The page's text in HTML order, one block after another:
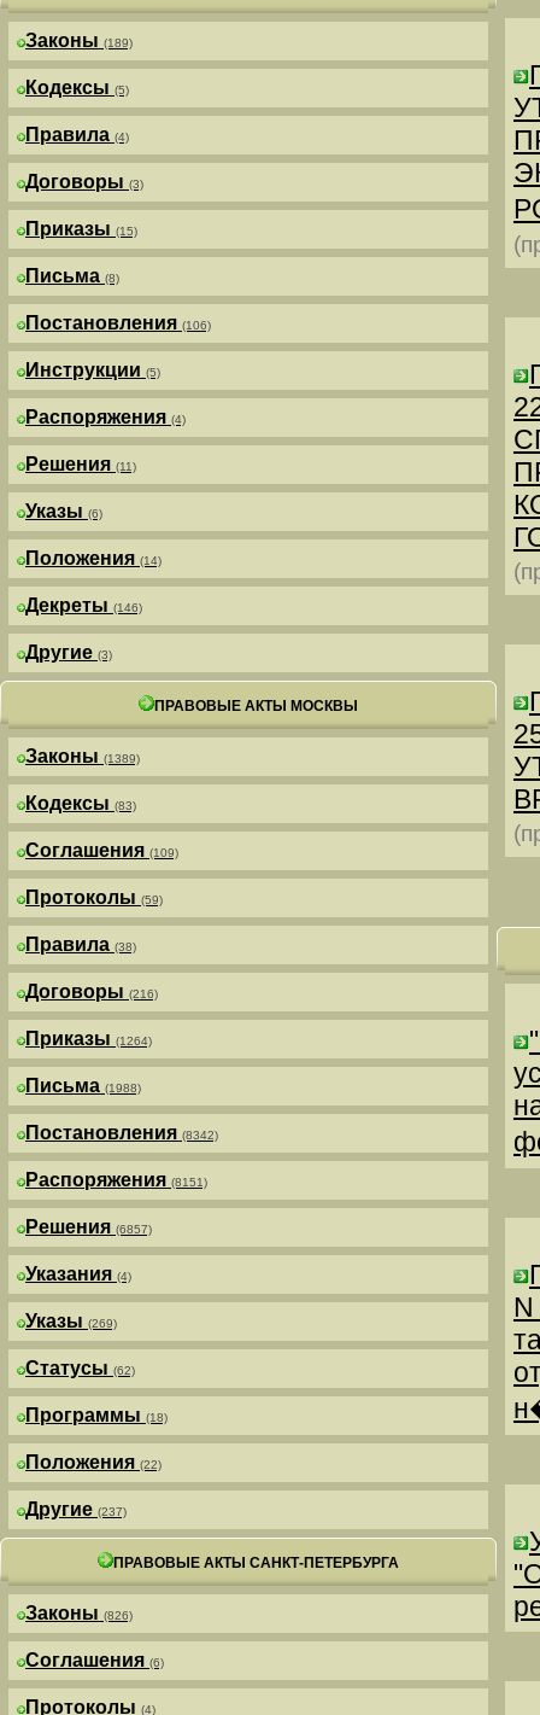
Законы (189)
Кодексы (5)
Правила (4)
Договоры (3)
Приказы (15)
Письма (8)
Постановления (106)
Инструкции (5)
Распоряжения (4)
Решения (11)
Указы (6)
Положения (14)
Декреты (146)
Другие (3)
ПРАВОВЫЕ АКТЫ МОСКВЫ
Законы (1389)
Кодексы (83)
Соглашения (109)
Протоколы (59)
Правила (38)
Договоры (216)
Приказы (1264)
Письма (1988)
Постановления (8342)
Распоряжения (8151)
Решения (6857)
Указания (4)
Указы (269)
Статусы (62)
Программы (18)
Положения (22)
Другие (237)
ПРАВОВЫЕ АКТЫ САНКТ-ПЕТЕРБУРГА
Законы (826)
Соглашения (6)
Протоколы (4)